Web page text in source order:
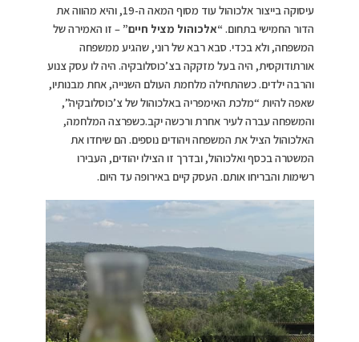
עיסוקה בייצור אלכוהול עוד מסוף המאה ה-19, והיא מהווה את
הדור החמישי בתחום.“אלכוהול מציל חיים”– זו האמירה של
המשפחה, ולא בכדי. סבא רבא של רוני, שהגיע ממשפחה
אורתודוקסית, היה בעל מזקקה בצ’כוסלובקיה. היה לו עסק צנוע
והרבה ילדים. כשהתחילה מלחמת העולם השנייה, אחת מבנותיו,
שאפה להיות “מלכת האימפריה באלכוהול של צ’כוסלובקיה”,
והמשפחה עברה לעיר אחרת ורכשה יקב.כשפרצה המלחמה,
האלכוהול הציל את המשפחה ויהודים נוספים. הם שיחדו את
המשטרה בכסף ואלכוהול, ובדרך זו הצילו יהודים, העבירו
רשימות והבריחו אותם. העסק קיים באירופה עד היום.